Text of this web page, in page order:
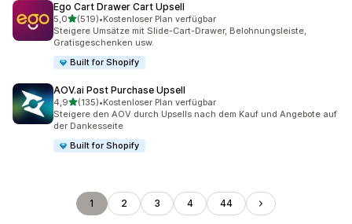
Ego Cart Drawer Cart Upsell
5,0von 5 Sternen
(519)
519 Rezensionen insgesamt
•Kostenloser Plan verfügbar
Steigere Umsätze mit Slide-Cart-Drawer, Belohnungsleiste,
Gratisgeschenken usw.
Built for Shopify
AOV.ai Post Purchase Upsell
4,9von 5 Sternen
(135)
135 Rezensionen insgesamt
•Kostenloser Plan verfügbar
Steigere den AOV durch Upsells nach dem Kauf und Angebote auf
der Dankesseite
Built for Shopify
1 2 3 4 44